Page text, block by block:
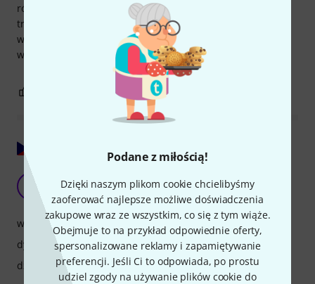
Podane z miłością!
Dzięki naszym plikom cookie chcielibyśmy
zaoferować najlepsze możliwe doświadczenia
zakupowe wraz ze wszystkim, co się z tym wiąże.
Obejmuje to na przykład odpowiednie oferty,
spersonalizowane reklamy i zapamiętywanie
preferencji. Jeśli Ci to odpowiada, po prostu
udziel zgody na używanie plików cookie do
różnicy w porównaniu z wersją posrebrzaną. Ciekawi mnie
trwałość złocenia, ponieważ trzykrotnie wyższa cena
wynikająca z tego faktu jest istotnym czynnikiem
wpływającym na moją decyzję o zakupie.
ZGŁOŚ NADUŻYCIE
DM Ustnik 3C Gold
Dušan MUF Sedláček 24.11.2025
wykończenie
dynamika
dźwięk